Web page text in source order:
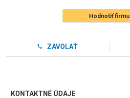
Hodnotiť firmu
ZAVOLAŤ
KONTAKTNÉ ÚDAJE